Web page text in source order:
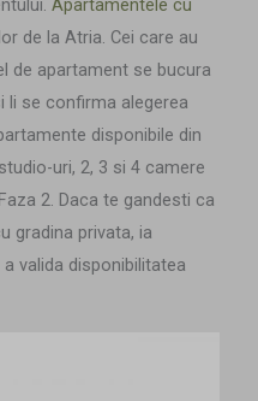
Apartamentele cu
de la Atria. Cei care au
de apartament se bucura
li se confirma alegerea
disponibile din
uri, 2, 3 si 4 camere
2. Daca te gandesti ca
gradina privata, ia
valida disponibilitatea